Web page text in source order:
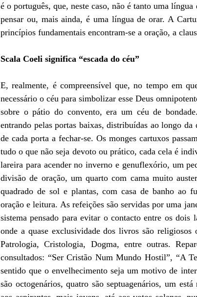
é o português, que, neste caso, não é tanto uma
pensar ou, mais ainda, é uma língua de orar. A
princípios fundamentais encontram-se a oração, a
Scala Coeli significa “escada do céu”
E, realmente, é compreensível que, no tempo em
necessário o céu para simbolizar esse Deus
sobre o pátio do convento, era um céu de
entrando pelas portas baixas, distribuídas ao longo
de cada porta a fechar-se. Os monges cartuxos
tudo o que não seja devoto ou prático, cada cela é
lareira para acender no inverno e genuflexório, um
divisão de oração, um quarto com cama muito
quadrado de sol e plantas, com casa de banho ao
oração e leitura. As refeições são servidas por uma
sistema pensado para evitar o contacto entre os dois
onde a quase exclusividade dos livros são
Patrologia, Cristologia, Dogma, entre outras.
consultados: “Ser Cristão Num Mundo Hostil”, “A
sentido que o envelhecimento seja um motivo de
são octogenários, quatro são septuagenários, um